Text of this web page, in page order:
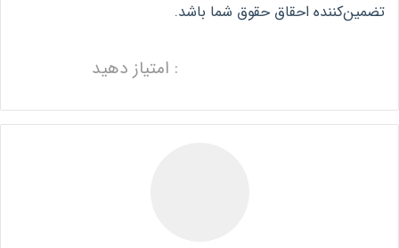
تضمین‌کننده احقاق حقوق شما باشد.
: امتیاز دهید